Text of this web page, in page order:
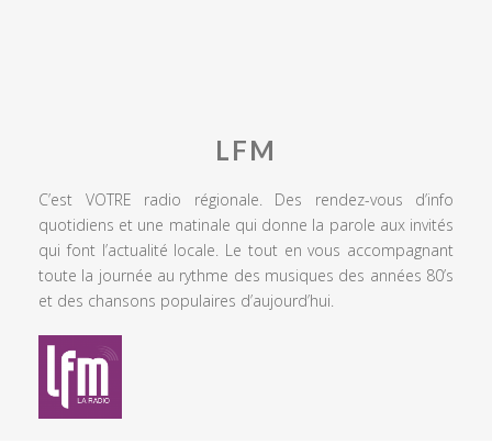
LFM
C’est VOTRE radio régionale. Des rendez-vous d’info
quotidiens et une matinale qui donne la parole aux invités
qui font l’actualité locale. Le tout en vous accompagnant
toute la journée au rythme des musiques des années 80’s
et des chansons populaires d’aujourd’hui.